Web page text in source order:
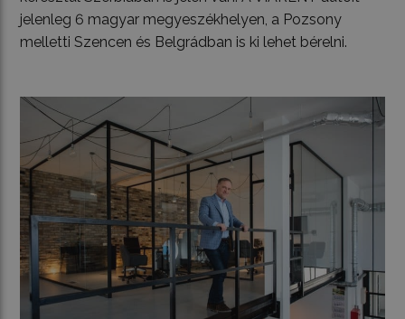
jelenleg 6 magyar megyeszékhelyen, a Pozsony
melletti Szencen és Belgrádban is ki lehet bérelni.